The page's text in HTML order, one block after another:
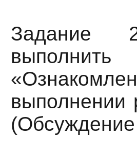
Задание
выполнении
(Обсуждение